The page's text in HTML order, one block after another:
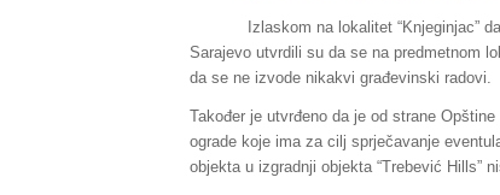
Izlaskom na lokalitet “Knjeginjac”
Sarajevo utvrdili su da se na predmetnom
da se ne izvode nikakvi građevinski radovi.
Također je utvrđeno da je od strane
ograde koje ima za cilj sprječavanje
objekta u izgradnji objekta “Trebević Hills”